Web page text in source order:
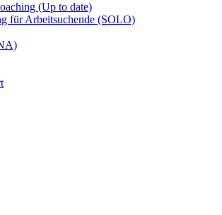
(Up to date)
für Arbeitsuchende (SOLO)